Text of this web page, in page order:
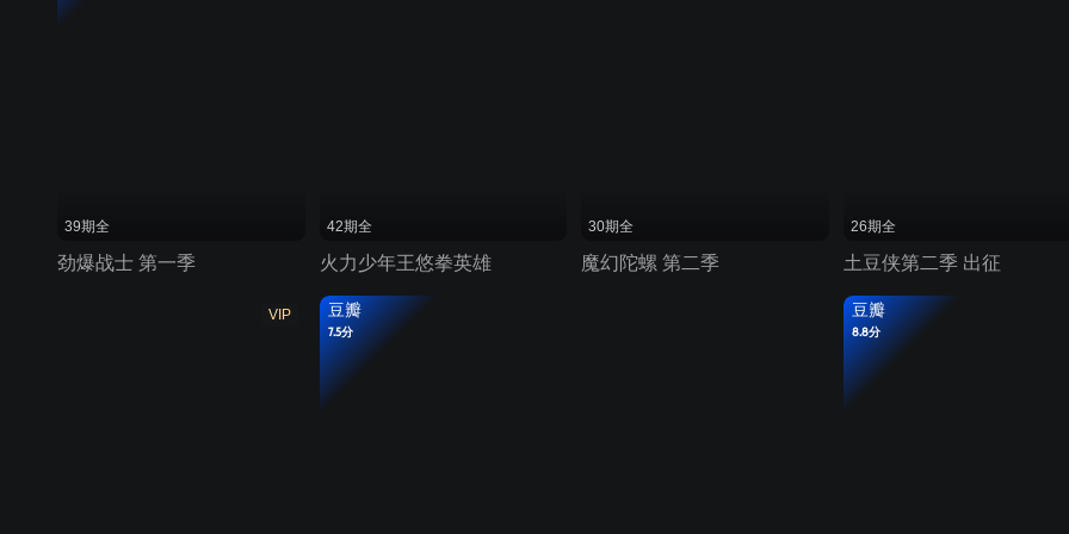
39期全
劲爆战士 第一季
42期全
火力少年王悠拳英雄
30期全
魔幻陀螺 第二季
26期全
土豆侠第二季 出征
VIP 豆瓣
7.5分
豆瓣
8.8分